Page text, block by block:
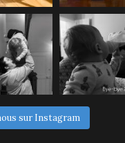
sur Instagram